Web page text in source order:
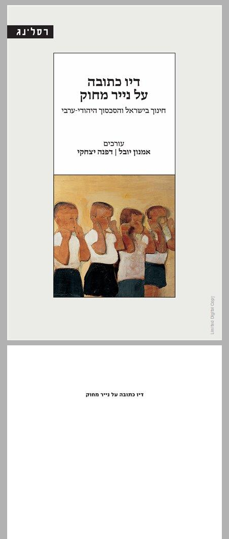
דיו כתובה על נייר מחוק: חינוך בישראל והסכסוך היהודי־ערבי ... 0